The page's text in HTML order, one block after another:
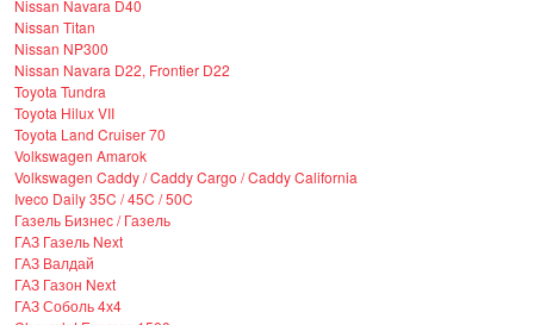
Nissan Navara D40
Nissan Titan
Nissan NP300
Nissan Navara D22, Frontier D22
Toyota Tundra
Toyota Hilux VII
Toyota Land Cruiser 70
Volkswagen Amarok
Volkswagen Caddy / Caddy Cargo / Caddy California
Iveco Daily 35C / 45C / 50C
Газель Бизнес / Газель
ГАЗ Газель Next
ГАЗ Валдай
ГАЗ Газон Next
ГАЗ Соболь 4х4